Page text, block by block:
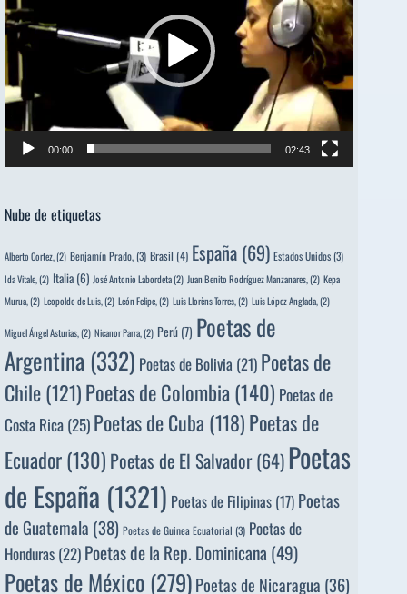
00:00 02:43
Nube de etiquetas
Alberto Cortez, (2) Benjamín Prado,(3) Brasil (4) España (69) Estados Unidos(3)
Ida Vitale, (2) Italia (6) José Antonio Labordeta(2) Juan Benito Rodríguez Manzanares, (2) Kepa
Murua, (2) Leopoldo de Luis, (2) León Felipe, (2) Luis Llorèns Torres, (2) Luis López Anglada, (2)
Miguel Ángel Asturias, (2) Nicanor Parra, (2) Perú (7) Poetas de
Argentina (332) Poetas de Bolivia (21) Poetas de
Chile(121)Poetas de Colombia(140) Poetas de
Costa Rica(25)Poetas de Cuba (118)Poetas de
Ecuador(130) Poetas de El Salvador(64)Poetas
de España (1321) Poetas de Filipinas (17) Poetas
de Guatemala (38) Poetas de Guinea Ecuatorial (3) Poetas de
Honduras (22) Poetas de la Rep. Dominicana (49)
Poetas de México(279)Poetas de Nicaragua (36)